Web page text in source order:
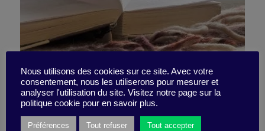
10 livres incontournables de
2019 et pour 2020 !
Nous utilisons des cookies sur ce site. Avec votre
consentement, nous les utiliserons pour mesurer et
analyser l'utilisation du site. Visitez notre page sur la
politique cookie pour en savoir plus.
Préférences Tout refuser Tout accepter